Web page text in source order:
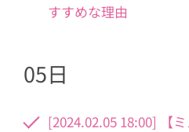
すすめな理由
05日
[2024.02.05 18:00] 【